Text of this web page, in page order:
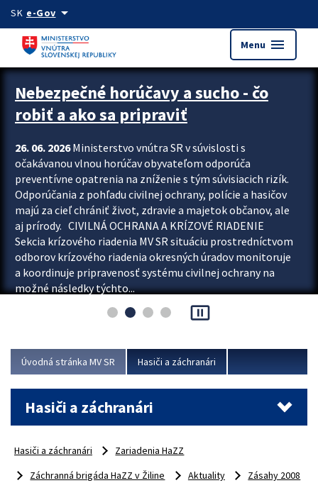
Preskocit na hlavný obsah
SK e-Govarrow_drop_down
Menu menu
Zastavit automatický posun upútavok
Nebezpečné horúčavy a sucho - čo
robiť a ako sa pripraviť
26. 06. 2026Ministerstvo vnútra SR v súvislosti s
očakávanou vlnou horúčav obyvateľom odporúča
preventívne opatrenia na zníženie s tým súvisiacich rizík.
Odporúčania z pohľadu civilnej ochrany, polície a hasičov
majú za cieľ chrániť život, zdravie a majetok občanov, ale
aj prírody. CIVILNÁ OCHRANA A KRÍZOVÉ RIADENIE
Sekcia krízového riadenia MV SR situáciu prostredníctvom
odborov krízového riadenia okresných úradov monitoruje
a koordinuje pripravenosť systému civilnej ochrany na
možné následky týchto...
pause_presentation
Úvodná stránka MV SR Hasiči a záchranári
Hasiči a záchranári
Hasiči a záchranári
Zariadenia HaZZ
Záchranná brigáda HaZZ v Žiline
Aktuality Zásahy 2008